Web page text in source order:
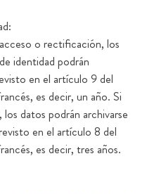
o rectificación, los
identidad podrán
en el artículo 9 del
es decir, un año. Si
datos podrán archivarse
en el artículo 8 del
es decir, tres años.